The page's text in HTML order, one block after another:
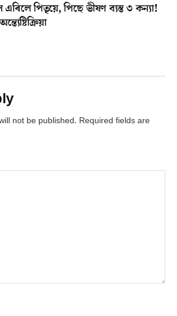
এৰিলে পিতৃয়ে, পিছে ভীষণ ব্যস্ত ৩ কন্যা!
not be published. Required fields are